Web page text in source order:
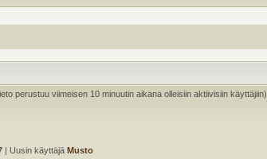
perustuu viimeisen 10 minuutin aikana olleisiin aktiivisiin käyttäjiin)
| Uusin käyttäjäMusto